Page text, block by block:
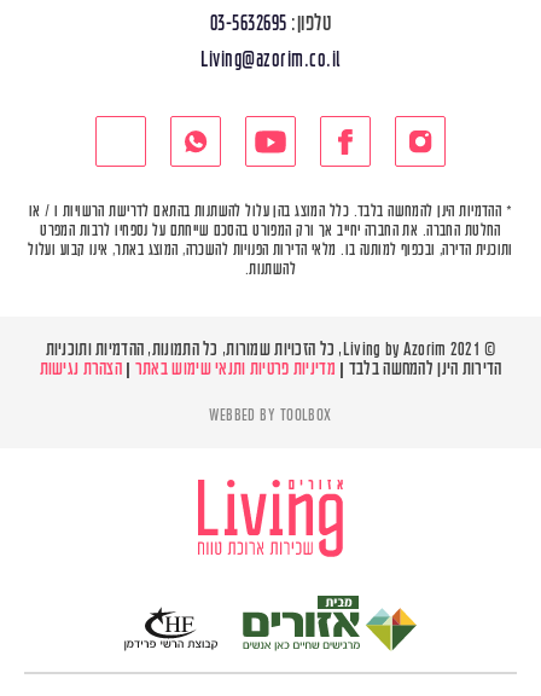
טלפון: 03-5632695
Living@azorim.co.il
* ההדמיות הינן להמחשה בלבד. כלל המוצג בהן עלול להשתנות בהתאם לדרישת הרשויות ו / או
החלטת החברה. את החברה יחייב אך ורק המפורט בהסכם שייחתם על נספחיו לרבות המפרט
ותוכנית הדירה, ובכפוף למותנה בו. מלאי הדירות הפנויות להשכרה, המוצג באתר, אינו קבוע ועלול
להשתנות.
© Living by Azorim 2021, כל הזכויות שמורות, כל התמונות, ההדמיות ותוכניות
הדירות הינן להמחשה בלבד |
מדיניות פרטיות ותנאי שימוש באתר הצהרת נגישות
WEBBED BY TOOLBOX